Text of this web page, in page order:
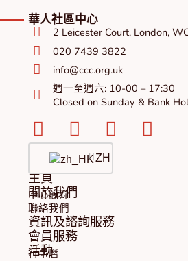
華人社區中心
2 Leicester Court, London,
020 7439 3822
info@ccc.org.uk
週一至週六: 10-00 – 17:30
Closed on Sunday & Bank
Facebook-
square
Instagram
Twitter
主頁
關於我們
中心簡介
聯絡我們
資訊及諮詢服務
會員服務
活動
行事曆
ZH